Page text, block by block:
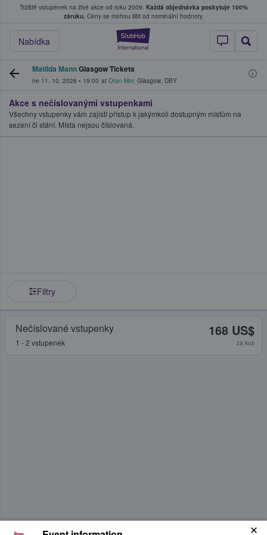
Tržiště vstupenek na živé akce od roku 2009. Každá objednávka poskytuje 100%
záruku. Ceny se mohou lišit od nominální hodnoty.
StubHub –
Nabídka
kde fanoušci kupují a prodávají vstupenky
Matilda MannGlasgow Tickets
ne 11. 10. 2026 • 19:00 at Oran Mor, Glasgow, DBY
Akce s nečíslovanými vstupenkami
Všechny vstupenky vám zajistí přístup k jakýmkoli dostupným místům na
sezení či stání. Místa nejsou číslovaná.
Filtry
Nečíslované vstupenky
1 - 2 vstupenek
168 US$
za kus